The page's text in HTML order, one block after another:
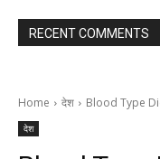
RECENT COMMENTS